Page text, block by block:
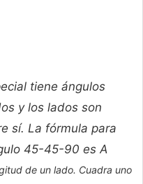
tiene ángulos
y los lados son
sí. La fórmula para
45-45-90 es A
de un lado. Cuadra uno